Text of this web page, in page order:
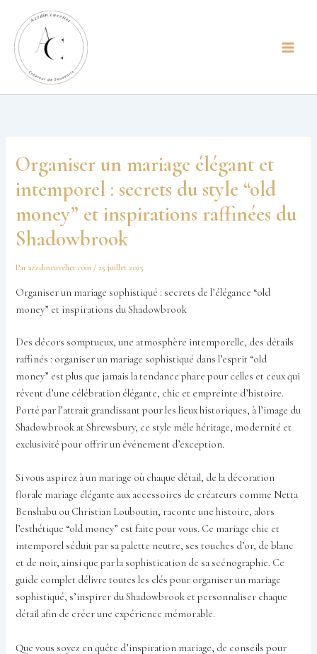
principal
contenu
Organiser un mariage élégant et
intemporel : secrets du style “old
money” et inspirations raffinées du
Shadowbrook
Parazzdincuvelier.com /25 juillet 2025
Organiser un mariage sophistiqué : secrets de l’élégance “old
money” et inspirations du Shadowbrook
Des décors somptueux, une atmosphère intemporelle, des détails
raffinés : organiser un mariage sophistiqué dans l’esprit “old
money” est plus que jamais la tendance phare pour celles et ceux qui
rêvent d’une célébration élégante, chic et empreinte d’histoire.
Porté par l’attrait grandissant pour les lieux historiques, à l’image du
Shadowbrook at Shrewsbury, ce style mêle héritage, modernité et
exclusivité pour offrir un événement d’exception.
Si vous aspirez à un mariage où chaque détail, de la décoration
florale mariage élégante aux accessoires de créateurs comme Netta
Benshabu ou Christian Louboutin, raconte une histoire, alors
l’esthétique “old money” est faite pour vous. Ce mariage chic et
intemporel séduit par sa palette neutre, ses touches d’or, de blanc
et de noir, ainsi que par la sophistication de sa scénographie. Ce
guide complet délivre toutes les clés pour organiser un mariage
sophistiqué, s’inspirer du Shadowbrook et personnaliser chaque
détail afin de créer une expérience mémorable.
Que vous soyez en quête d’inspiration mariage, de conseils pour